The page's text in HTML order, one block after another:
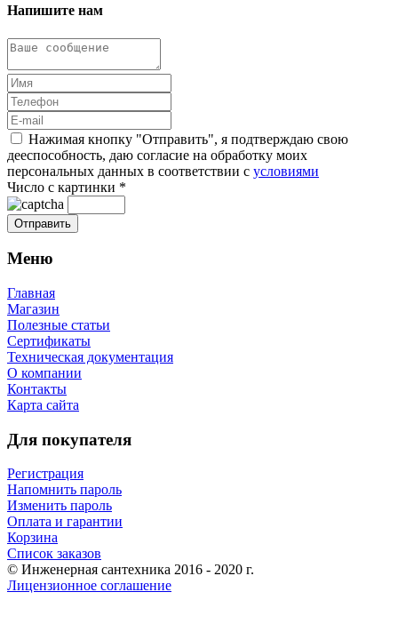
Напишите нам
Нажимая кнопку "Отправить", я подтверждаю свою
дееспособность, даю согласие на обработку моих
персональных данных в соответствии с условиями
Число с картинки *
Меню
Главная
Магазин
Полезные статьи
Сертификаты
Техническая документация
О компании
Контакты
Карта сайта
Для покупателя
Регистрация
Напомнить пароль
Изменить пароль
Оплата и гарантии
Корзина
Список заказов
© Инженерная сантехника 2016 - 2020 г.
Лицензионное соглашение